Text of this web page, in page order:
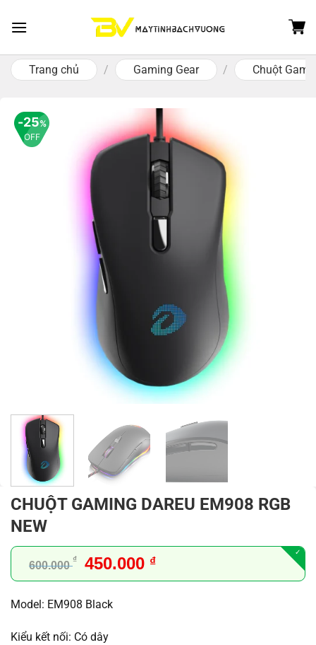
Trang chủ
/ Gaming Gear / Chuột
25%
OFF
CHUỘT GAMING DAREU EM908 RGB
NEW
600.000₫
Giá
gốc
là:
600.000 ₫.
450.000 ₫Giá
hiện
Model: EM908 Black
Kiểu kết nối: Có dây